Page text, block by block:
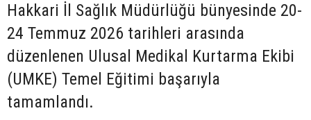
Hakkari İl Sağlık Müdürlüğü bünyesinde 20-
24 Temmuz 2026 tarihleri arasında
düzenlenen Ulusal Medikal Kurtarma Ekibi
(UMKE) Temel Eğitimi başarıyla
tamamlandı.